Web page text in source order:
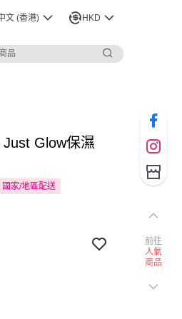
文 (香港) HKD
Just Glow保濕
國家/地區配送
前往
人氣
商品